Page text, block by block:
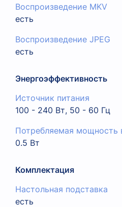
Воспроизведение MKV
есть
Воспроизведение JPEG
есть
Энергоэффективность
Источник питания
100 - 240 Вт, 50 - 60 Гц
Потребляемая
0.5 Вт
Комплектация
Настольная подставка
есть